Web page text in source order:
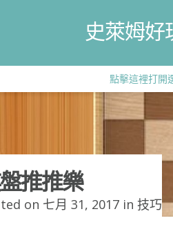
史萊姆好
點擊這裡打開
推推樂
on 七月 31, 2017 in 技巧